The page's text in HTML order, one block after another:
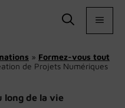
» Formez-vous tout
de Projets Numériques
long de la vie